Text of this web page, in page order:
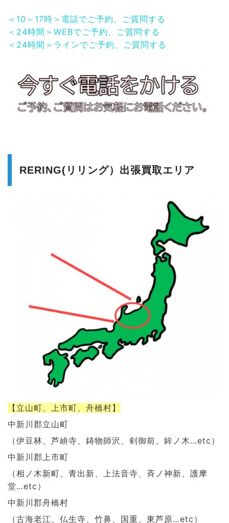
＜10～17時＞電話でご予約、ご質問する
＜24時間＞WEBでご予約、ご質問する
＜24時間＞ラインでご予約、ご質問する
RERING(リリング）出張買取エリア
【立山町、上市町、舟橋村】
中新川郡立山町
（伊豆林、芦峅寺、鋳物師沢、剣御前、鉾ノ木…etc）
中新川郡上市町
（相ノ木新町、青出新、上法音寺、斉ノ神新、護摩
堂…etc）
中新川郡舟橋村
（古海老江、仏生寺、竹鼻、国重、東芦原…etc）